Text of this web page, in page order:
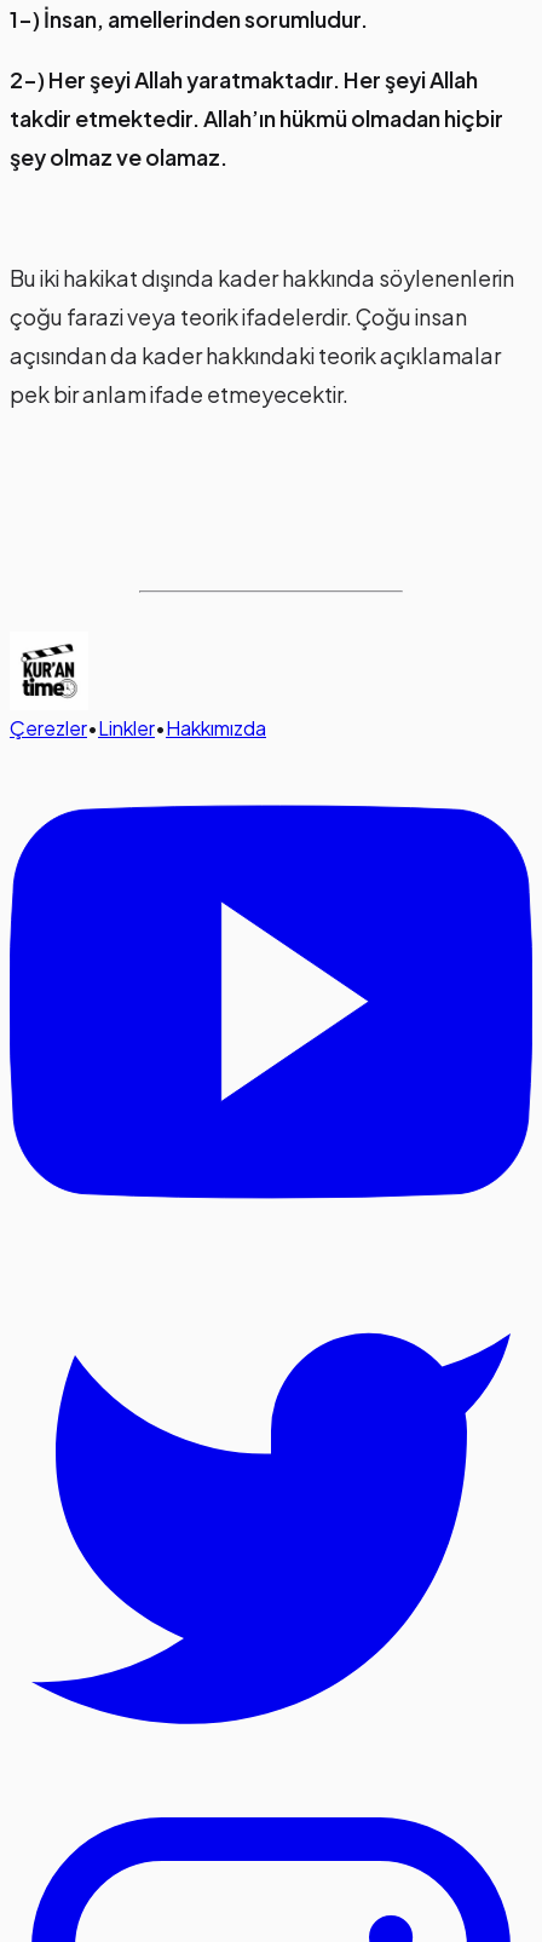
1-) İnsan, amellerinden sorumludur.
2-) Her şeyi Allah yaratmaktadır. Her şeyi Allah
takdir etmektedir. Allah’ın hükmü olmadan hiçbir
şey olmaz ve olamaz.
Bu iki hakikat dışında kader hakkında söylenenlerin
çoğu farazi veya teorik ifadelerdir. Çoğu insan
açısından da kader hakkındaki teorik açıklamalar
pek bir anlam ifade etmeyecektir.
Çerezler•Linkler•Hakkımızda